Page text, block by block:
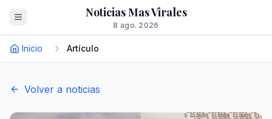
Noticias Mas Virales
8 ago. 2026
Inicio Artículo
Volver a noticias